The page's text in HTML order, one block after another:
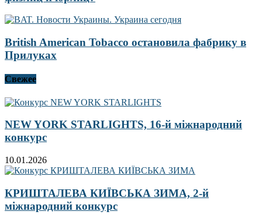
British American Tobacco остановила фабрику в
Прилуках
Свежее
NEW YORK STARLIGHTS, 16-й міжнародний
конкурс
10.01.2026
КРИШТАЛЕВА КИЇВСЬКА ЗИМА, 2-й
міжнародний конкурс